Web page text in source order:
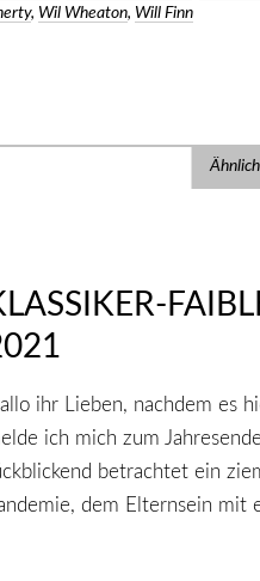
, Wil Wheaton, Will Finn
ihr Lieben, nachdem es
ich mich zum
betrachtet ein
dem Elternsein